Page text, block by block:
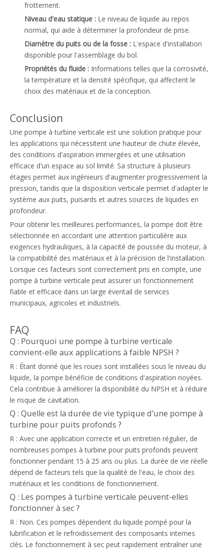
frottement.
Niveau d'eau statique : Le niveau de liquide au repos
normal, qui aide à déterminer la profondeur de prise.
Diamètre du puits ou de la fosse : L'espace d'installation
disponible pour l'assemblage du bol.
Propriétés du fluide : Informations telles que la corrosivité,
la température et la densité spécifique, qui affectent le
choix des matériaux et de la conception.
Conclusion
Une pompe à turbine verticale est une solution pratique pour
les applications qui nécessitent une hauteur de chute élevée,
des conditions d'aspiration immergées et une utilisation
efficace d'un espace au sol limité. Sa structure à plusieurs
étages permet aux ingénieurs d'augmenter progressivement la
pression, tandis que la disposition verticale permet d'adapter le
système aux puits, puisards et autres sources de liquides en
profondeur.
Pour obtenir les meilleures performances, la pompe doit être
sélectionnée en accordant une attention particulière aux
exigences hydrauliques, à la capacité de poussée du moteur, à
la compatibilité des matériaux et à la précision de l'installation.
Lorsque ces facteurs sont correctement pris en compte, une
pompe à turbine verticale peut assurer un fonctionnement
fiable et efficace dans un large éventail de services
municipaux, agricoles et industriels.
FAQ
Q : Pourquoi une pompe à turbine verticale
convient-elle aux applications à faible NPSH ?
R : Étant donné que les roues sont installées sous le niveau du
liquide, la pompe bénéficie de conditions d'aspiration noyées.
Cela contribue à améliorer la disponibilité du NPSH et à réduire
le risque de cavitation.
Q : Quelle est la durée de vie typique d’une pompe à
turbine pour puits profonds ?
R : Avec une application correcte et un entretien régulier, de
nombreuses pompes à turbine pour puits profonds peuvent
fonctionner pendant 15 à 25 ans ou plus. La durée de vie réelle
dépend de facteurs tels que la qualité de l'eau, le choix des
matériaux et les conditions de fonctionnement.
Q : Les pompes à turbine verticale peuvent-elles
fonctionner à sec ?
R : Non. Ces pompes dépendent du liquide pompé pour la
lubrification et le refroidissement des composants internes
clés. Le fonctionnement à sec peut rapidement entraîner une